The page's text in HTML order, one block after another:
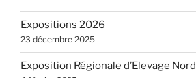
Expositions 2026
23 décembre 2025
Exposition Régionale d’Elevage Nord